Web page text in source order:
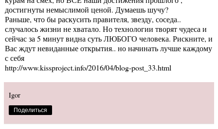
достигнуты немыслимой ценой. Думаешь шучу?
Раньше, что бы раскусить правителя, звезду, соседа..
случалось жизни не хватало. Но технологии творят чудеса и
сейчас за 5 минут видна суть ЛЮБОГО человека. Рискните, и
Вас ждут невиданные открытия.. но начинать лучше каждому
с себя
http://www.kissproject.info/2016/04/blog-post_33.html
Igor
Поделиться